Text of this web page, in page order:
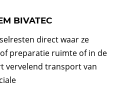
BIVATEC
direct waar ze
preparatie ruimte of in de
vervelend transport van